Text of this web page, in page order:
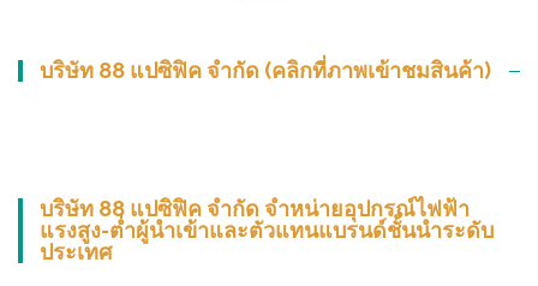
บริษัท 88 แปซิฟิค จำกัด (คลิกที่ภาพเข้าชมสินค้า)
บริษัท 88 แปซิฟิค จำกัด จำหน่ายอุปกรณ์ไฟฟ้า
แรงสูง-ต่ำผู้นำเข้าและตัวแทนแบรนด์ชั้นนำระดับ
ประเทศ